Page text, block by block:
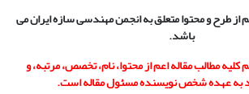
از طرح و محتوا متعلق به انجمن مهندسی سازه ایران می
باشد.
مطالب مقاله اعم از محتوا، نام، تخصص، مرتبه، و
به عهده شخص نویسنده مسئول مقاله است.